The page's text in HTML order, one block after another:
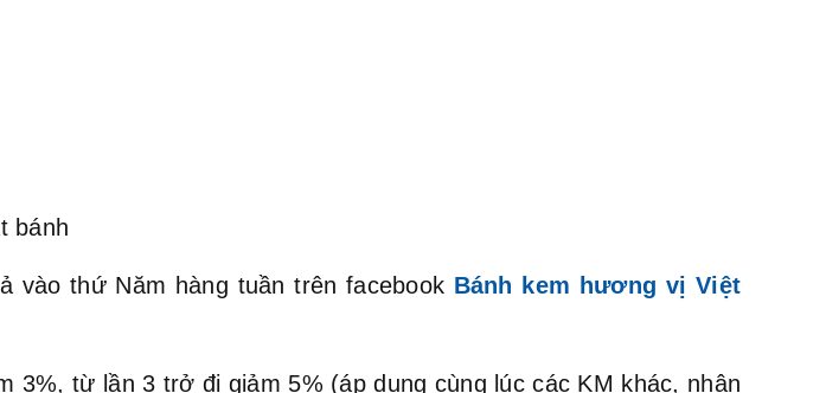
bánh
vào thứ Năm hàng tuần trên facebook Bánh kem hương vị Việt
3%, từ lần 3 trở đi giảm 5% (áp dụng cùng lúc các KM khác, nhân